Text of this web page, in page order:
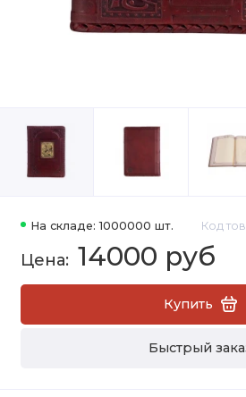
На складе: 1000000 шт. Код
14000 руб
Купить
Быстрый